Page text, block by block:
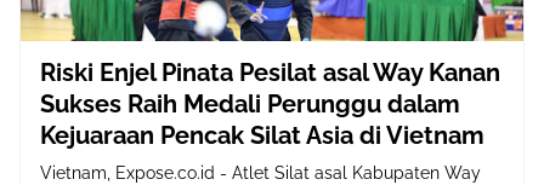
Riski Enjel Pinata Pesilat asal Way Kanan
Sukses Raih Medali Perunggu dalam
Kejuaraan Pencak Silat Asia di Vietnam
Vietnam, Expose.co.id - Atlet Silat asal Kabupaten Way